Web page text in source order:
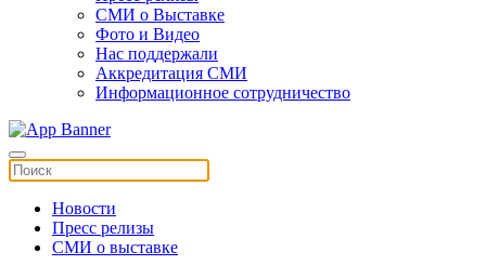
СМИ о Выставке
Фото и Видео
Нас поддержали
Аккредитация СМИ
Информационное сотрудничество
Новости
Пресс релизы
СМИ о выставке